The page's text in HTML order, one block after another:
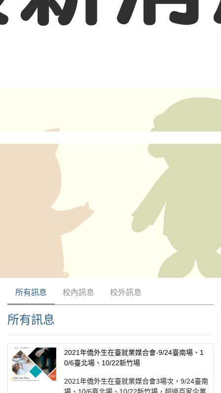
所有訊息 校內訊息 校外訊息
所有訊息
2021年僑外生在臺就業媒合會-9/24臺南場、1
0/6臺北場、10/22新竹場
2021年僑外生在臺就業媒合會3場次，9/24臺南
場、10/6臺北場、10/22新竹場，超過百家企業